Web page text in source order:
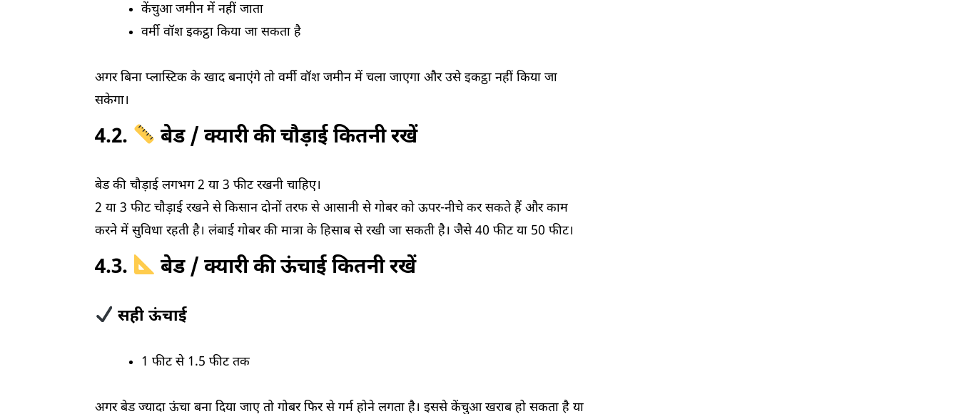
केंचुआ जमीन में नहीं जाता
वर्मी वॉश इकट्ठा किया जा सकता है
अगर बिना प्लास्टिक के खाद बनाएंगे तो वर्मी वॉश जमीन में चला जाएगा और उसे इकट्ठा नहीं किया जा
सकेगा।
4.2. बेड / क्यारी की चौड़ाई कितनी रखें
बेड की चौड़ाई लगभग 2 या 3 फीट रखनी चाहिए।
2 या 3 फीट चौड़ाई रखने से किसान दोनों तरफ से आसानी से गोबर को ऊपर-नीचे कर सकते हैं और काम
करने में सुविधा रहती है। लंबाई गोबर की मात्रा के हिसाब से रखी जा सकती है। जैसे 40 फीट या 50 फीट।
4.3. बेड / क्यारी की ऊंचाई कितनी रखें
सही ऊंचाई
1 फीट से 1.5 फीट तक
अगर बेड ज्यादा ऊंचा बना दिया जाए तो गोबर फिर से गर्म होने लगता है। इससे केंचुआ खराब हो सकता है या